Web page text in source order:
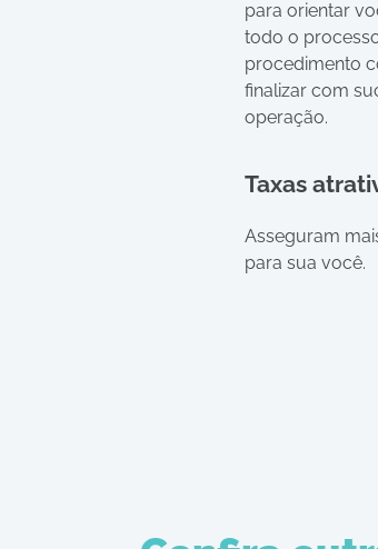
para orientar
todo o
procedimento
finalizar com
operação.
Taxas
Asseguram
para sua você.